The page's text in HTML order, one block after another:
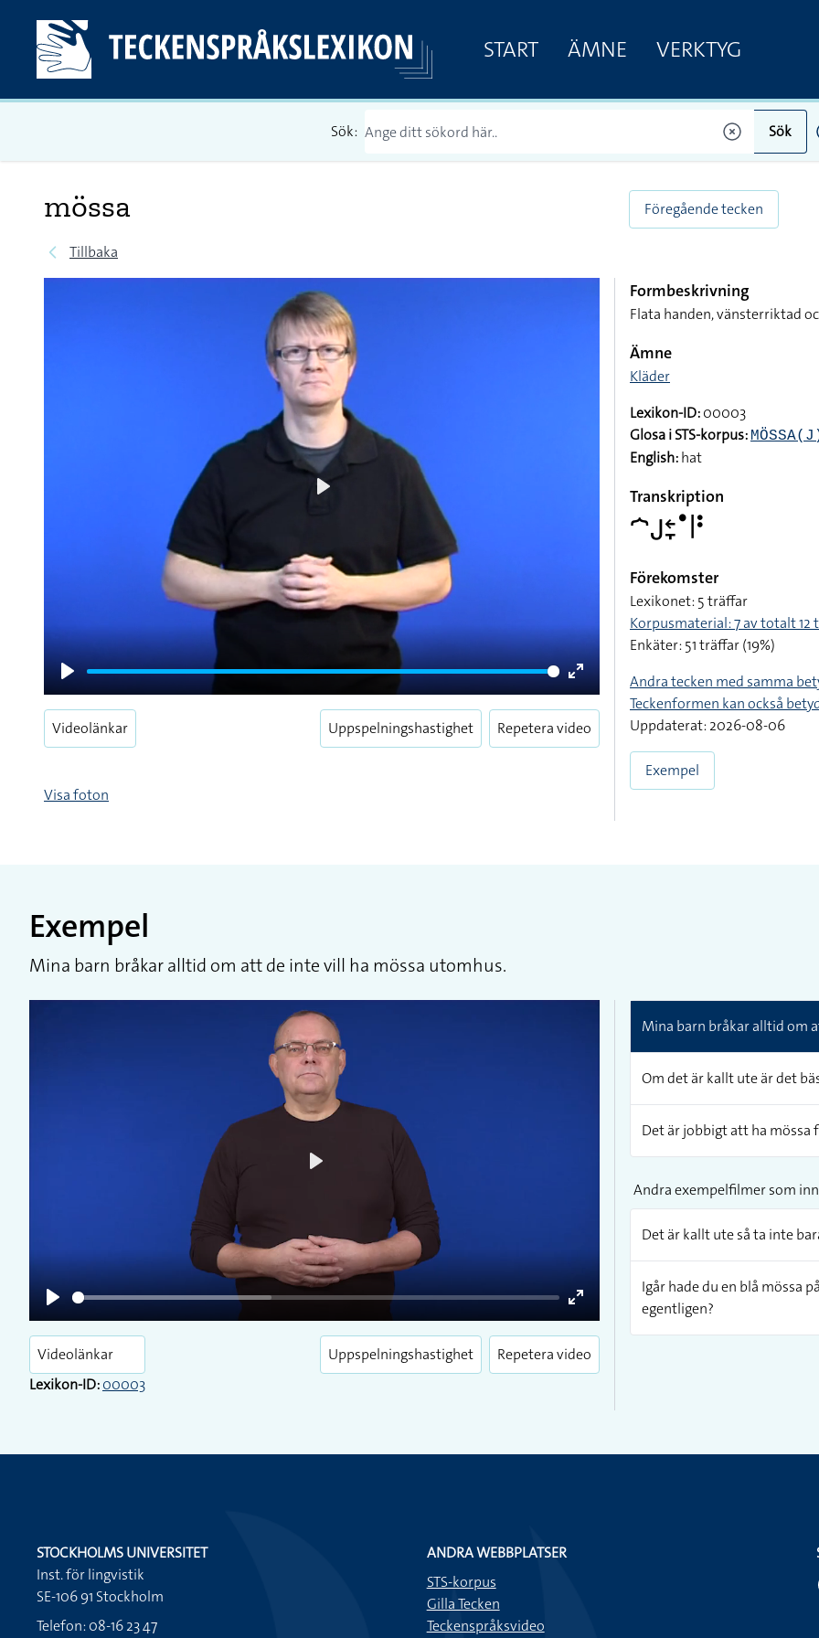
START ÄMNE VERKTYG
Sök: Sök
mössa
Tillbaka
Föregående tecken
Play
Enter
fullscreen
Videolänkar Uppspelningshastighet Repetera video
Visa foton
Formbeskrivning
Flata handen, vänsterriktad
Ämne
Kläder
Lexikon-ID:00003
Glosa i STS-korpus:
English:hat
Transkription
􌤀􌤢􌥓􌥙􌤟􌥼􌥻
Förekomster
Lexikonet: 5 träffar
Korpusmaterial: 7 av totalt 12
Enkäter: 51 träffar (19%)
Andra tecken med samma
Teckenformen kan också
Uppdaterat: 2026-08-06
Exempel
Exempel
Mina barn bråkar alltid om att de inte vill ha mössa utomhus.
Play
Enter
fullscreen
Videolänkar
Lexikon-ID:00003
Uppspelningshastighet Repetera video
Mina barn bråkar alltid om
Om det är kallt ute är det
Det är jobbigt att ha
Andra exempelfilmer som
Det är kallt ute så ta inte
Igår hade du en blå mössa
egentligen?
STOCKHOLMS UNIVERSITET
Inst. för lingvistik
SE-106 91 Stockholm
Telefon: 08-16 23 47
ANDRA WEBBPLATSER
STS-korpus
Gilla Tecken
Teckenspråksvideo